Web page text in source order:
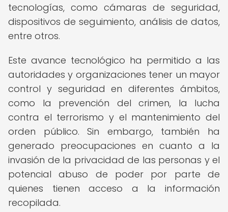
tecnologías, como cámaras de seguridad,
dispositivos de seguimiento, análisis de datos,
entre otros.
Este avance tecnológico ha permitido a las
autoridades y organizaciones tener un mayor
control y seguridad en diferentes ámbitos,
como la prevención del crimen, la lucha
contra el terrorismo y el mantenimiento del
orden público. Sin embargo, también ha
generado preocupaciones en cuanto a la
invasión de la privacidad de las personas y el
potencial abuso de poder por parte de
quienes tienen acceso a la información
recopilada.